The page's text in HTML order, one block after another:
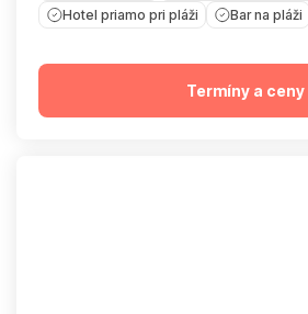
Hotel priamo pri pláži
Bar na pláži
Termíny a ceny